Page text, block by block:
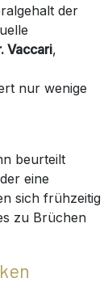
der
Vaccari,
nur wenige
beurteilt
eine
sich frühzeitig
zu Brüchen